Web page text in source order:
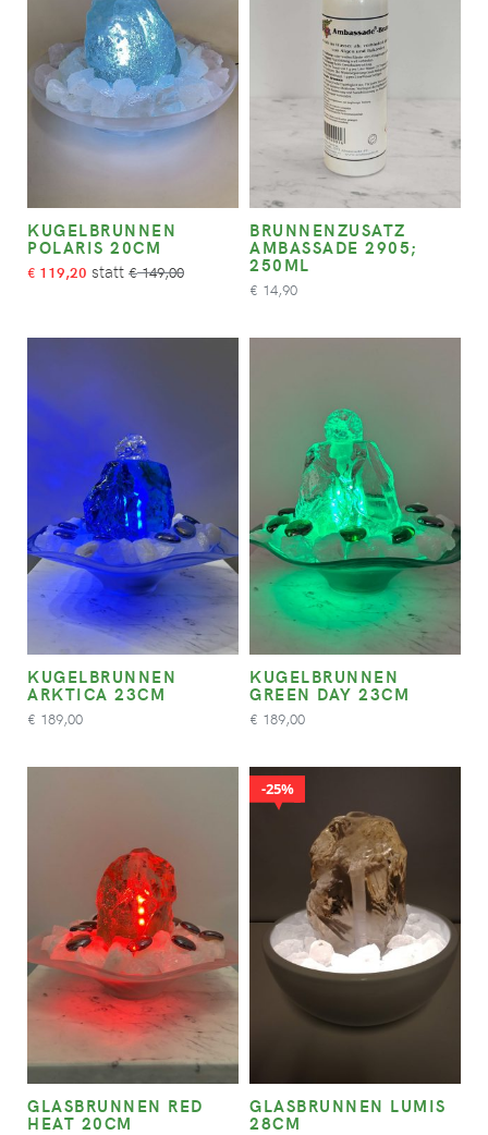
KUGELBRUNNEN
POLARIS 20CM
€ 119,20 €149,00
BRUNNENZUSATZ
AMBASSADE 2905;
250ML
€ 14,90
KUGELBRUNNEN
ARKTICA 23CM
€ 189,00
KUGELBRUNNEN
GREEN DAY 23CM
€ 189,00
GLASBRUNNEN RED
HEAT 20CM
25%
GLASBRUNNEN LUMIS
28CM